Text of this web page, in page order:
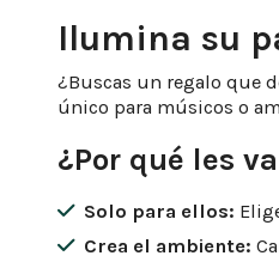
Ilumina su
¿Buscas un regalo que
único para músicos o
¿Por qué les
Solo para ellos:
Crea el ambiente: